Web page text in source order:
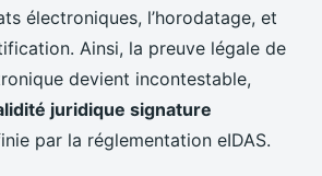
électroniques, l’horodatage, et
Ainsi, la preuve légale de
devient incontestable,
juridique signature
par la réglementation eIDAS.